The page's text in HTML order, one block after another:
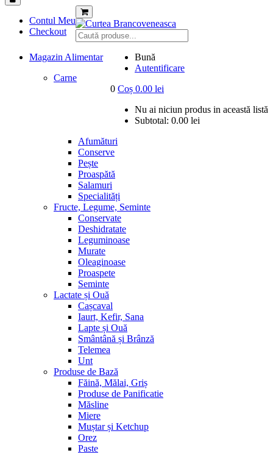
Contul Meu
Checkout
Bună
Autentificare
0 Coș 0.00 lei
Nu ai niciun produs in această listă
Subtotal: 0.00 lei
Magazin Alimentar
Carne
Afumături
Conserve
Pește
Proaspătă
Salamuri
Specialități
Fructe, Legume, Seminte
Conservate
Deshidratate
Leguminoase
Murate
Oleaginoase
Proaspete
Seminte
Lactate și Ouă
Cașcaval
Iaurt, Kefir, Sana
Lapte și Ouă
Smântână și Brânză
Telemea
Unt
Produse de Bază
Făină, Mălai, Griș
Produse de Panificatie
Măsline
Miere
Muștar și Ketchup
Orez
Paste